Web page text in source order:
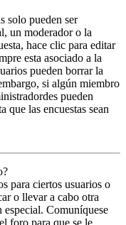
solo pueden ser
un moderador o la
hace clic para editar
esta asociado a la
pueden borrar la
si algún miembro
pueden
que las encuestas sean
para ciertos usuarios o
o llevar a cabo otra
Comuníquese